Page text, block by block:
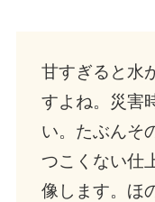
甘すぎると水
すよね。災害
い。たぶんそ
つこくない仕
像します。ほ